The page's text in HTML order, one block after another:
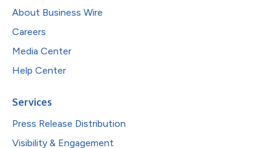
About Business Wire
Careers
Media Center
Help Center
Services
Press Release Distribution
Visibility & Engagement